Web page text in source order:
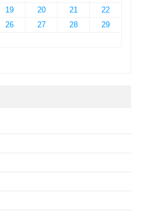
19 20 21
22
26 27 28
29